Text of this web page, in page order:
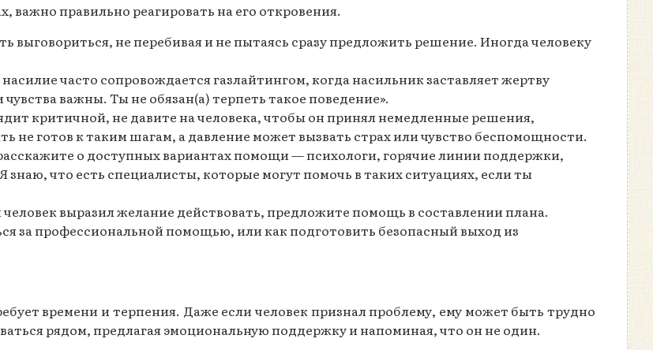
важно правильно реагировать на его откровения.
выговориться, не перебивая и не пытаясь сразу предложить решение. Иногда человеку
часто сопровождается газлайтингом, когда насильник заставляет жертву
важны. Ты не обязан(а) терпеть такое поведение».
критичной, не давите на человека, чтобы он принял немедленные решения,
не готов к таким шагам, а давление может вызвать страх или чувство беспомощности.
о доступных вариантах помощи — психологи, горячие линии поддержки,
что есть специалисты, которые могут помочь в таких ситуациях, если ты
человек выразил желание действовать, предложите помощь в составлении плана.
за профессиональной помощью, или как подготовить безопасный выход из
времени и терпения. Даже если человек признал проблему, ему может быть трудно
рядом, предлагая эмоциональную поддержку и напоминая, что он не один.